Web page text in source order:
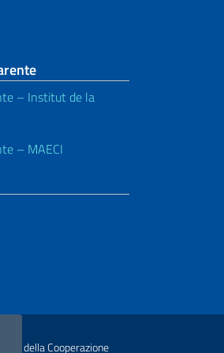
– Institut de la
– MAECI
e della Cooperazione